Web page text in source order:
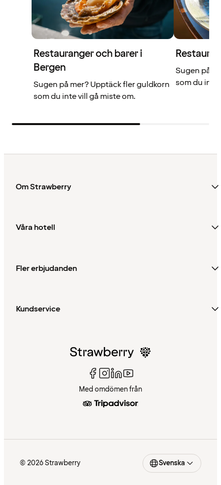
Restauranger och barer i
Bergen
Sugen på mer? Upptäck fler guldkorn
som du inte vill gå miste om.
Sugen på
som du inte
Om Strawberry
Våra hotell
Fler erbjudanden
Kundservice
Med omdömen från
© 2026 Strawberry Svenska